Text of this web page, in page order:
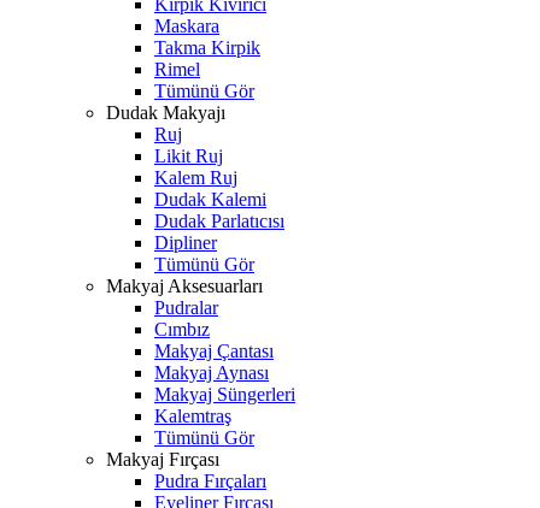
Kirpik Kıvırıcı
Maskara
Takma Kirpik
Rimel
Tümünü Gör
Dudak Makyajı
Ruj
Likit Ruj
Kalem Ruj
Dudak Kalemi
Dudak Parlatıcısı
Dipliner
Tümünü Gör
Makyaj Aksesuarları
Pudralar
Cımbız
Makyaj Çantası
Makyaj Aynası
Makyaj Süngerleri
Kalemtraş
Tümünü Gör
Makyaj Fırçası
Pudra Fırçaları
Eyeliner Fırçası